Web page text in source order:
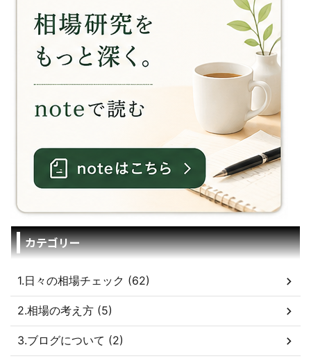
カテゴリー
1.日々の相場チェック (62)
2.相場の考え方 (5)
3.ブログについて (2)